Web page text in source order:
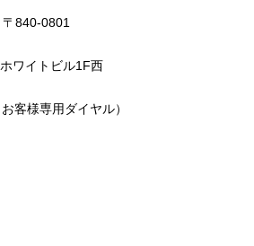
840-0801
ワイトビル1F西
客様専用ダイヤル）